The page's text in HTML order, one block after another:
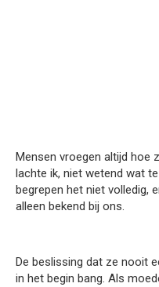
Mensen vroegen altijd hoe
lachte ik, niet wetend wat
begrepen het niet volledig,
alleen bekend bij ons.
De beslissing dat ze nooit
in het begin bang. Als